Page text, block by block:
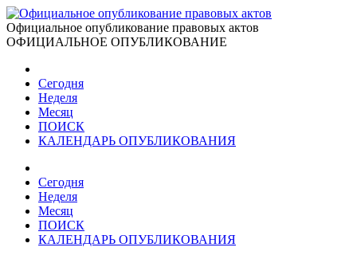
Официальное опубликование правовых актов
ОФИЦИАЛЬНОЕ ОПУБЛИКОВАНИЕ
Сегодня
Неделя
Месяц
ПОИСК
КАЛЕНДАРЬ ОПУБЛИКОВАНИЯ
Сегодня
Неделя
Месяц
ПОИСК
КАЛЕНДАРЬ ОПУБЛИКОВАНИЯ